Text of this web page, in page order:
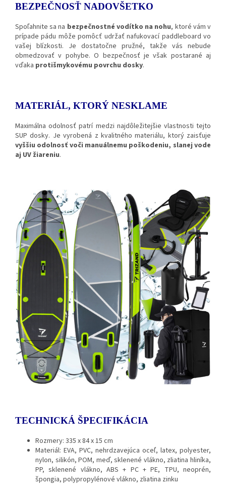
BEZPEČNOSŤ NADOVŠETKO
Spoľahnite sa na bezpečnostné vodítko na nohu, ktoré vám v
prípade pádu môže pomôcť udržať nafukovací paddleboard vo
vašej blízkosti. Je dostatočne pružné, takže vás nebude
obmedzovať v pohybe. O bezpečnosť je však postarané aj
vďaka protišmykovému povrchu dosky.
MATERIÁL, KTORÝ NESKLAME
Maximálna odolnosť patrí medzi najdôležitejšie vlastnosti tejto
SUP dosky. Je vyrobená z kvalitného materiálu, ktorý zaisťuje
vyššiu odolnosť voči manuálnemu poškodeniu, slanej vode
aj UV žiareniu.
TECHNICKÁ ŠPECIFIKÁCIA
Rozmery: 335 x 84 x 15 cm
Materiál: EVA, PVC, nehrdzavejúca oceľ, latex, polyester,
nylon, silikón, POM, meď, sklenené vlákno, zliatina hliníka,
PP, sklenené vlákno, ABS + PC + PE, TPU, neoprén,
špongia, polypropylénové vlákno, zliatina zinku